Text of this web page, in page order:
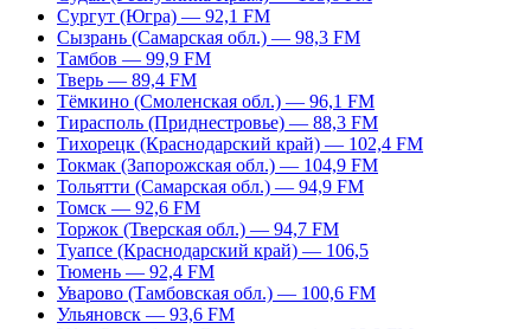
Сургут (Югра) — 92,1 FM
Сызрань (Самарская обл.) — 98,3 FM
Тамбов — 99,9 FM
Тверь — 89,4 FM
Тёмкино (Смоленская обл.) — 96,1 FM
Тирасполь (Приднестровье) — 88,3 FM
Тихорецк (Краснодарский край) — 102,4 FM
Токмак (Запорожская обл.) — 104,9 FM
Тольятти (Самарская обл.) — 94,9 FM
Томск — 92,6 FM
Торжок (Тверская обл.) — 94,7 FM
Туапсе (Краснодарский край) — 106,5
Тюмень — 92,4 FM
Уварово (Тамбовская обл.) — 100,6 FM
Ульяновск — 93,6 FM